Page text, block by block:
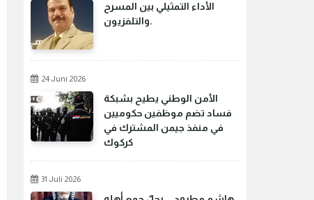
الأداء التمثيلي بين المسرح
والتلفزيون.
24 Juni 2026
الأمن الوطني يطيح بشبكة
فساد تضم موظفين حكوميين
في منفذ جيمن المشترك في
كركوك
31 Juli 2026